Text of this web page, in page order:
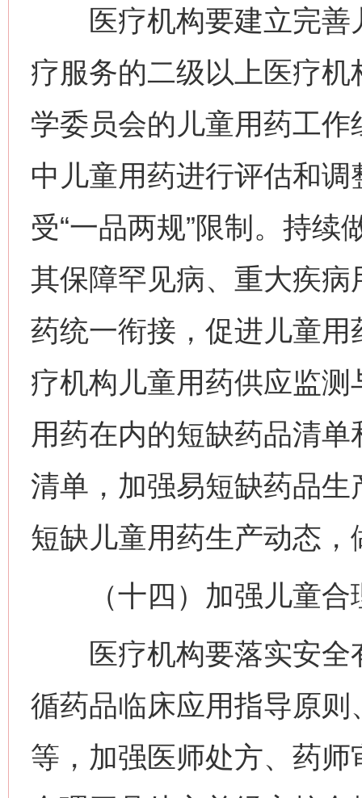
医疗机构要建立完善
疗服务的二级以上医疗
学委员会的儿童用药工
中儿童用药进行评估和
受“一品两规”限制。持
其保障罕见病、重大疾
药统一衔接，促进儿童
疗机构儿童用药供应监
用药在内的短缺药品清
清单，加强易短缺药品
短缺儿童用药生产动态，
（十四）加强儿童合
医疗机构要落实安全
循药品临床应用指导原
等，加强医师处方、药